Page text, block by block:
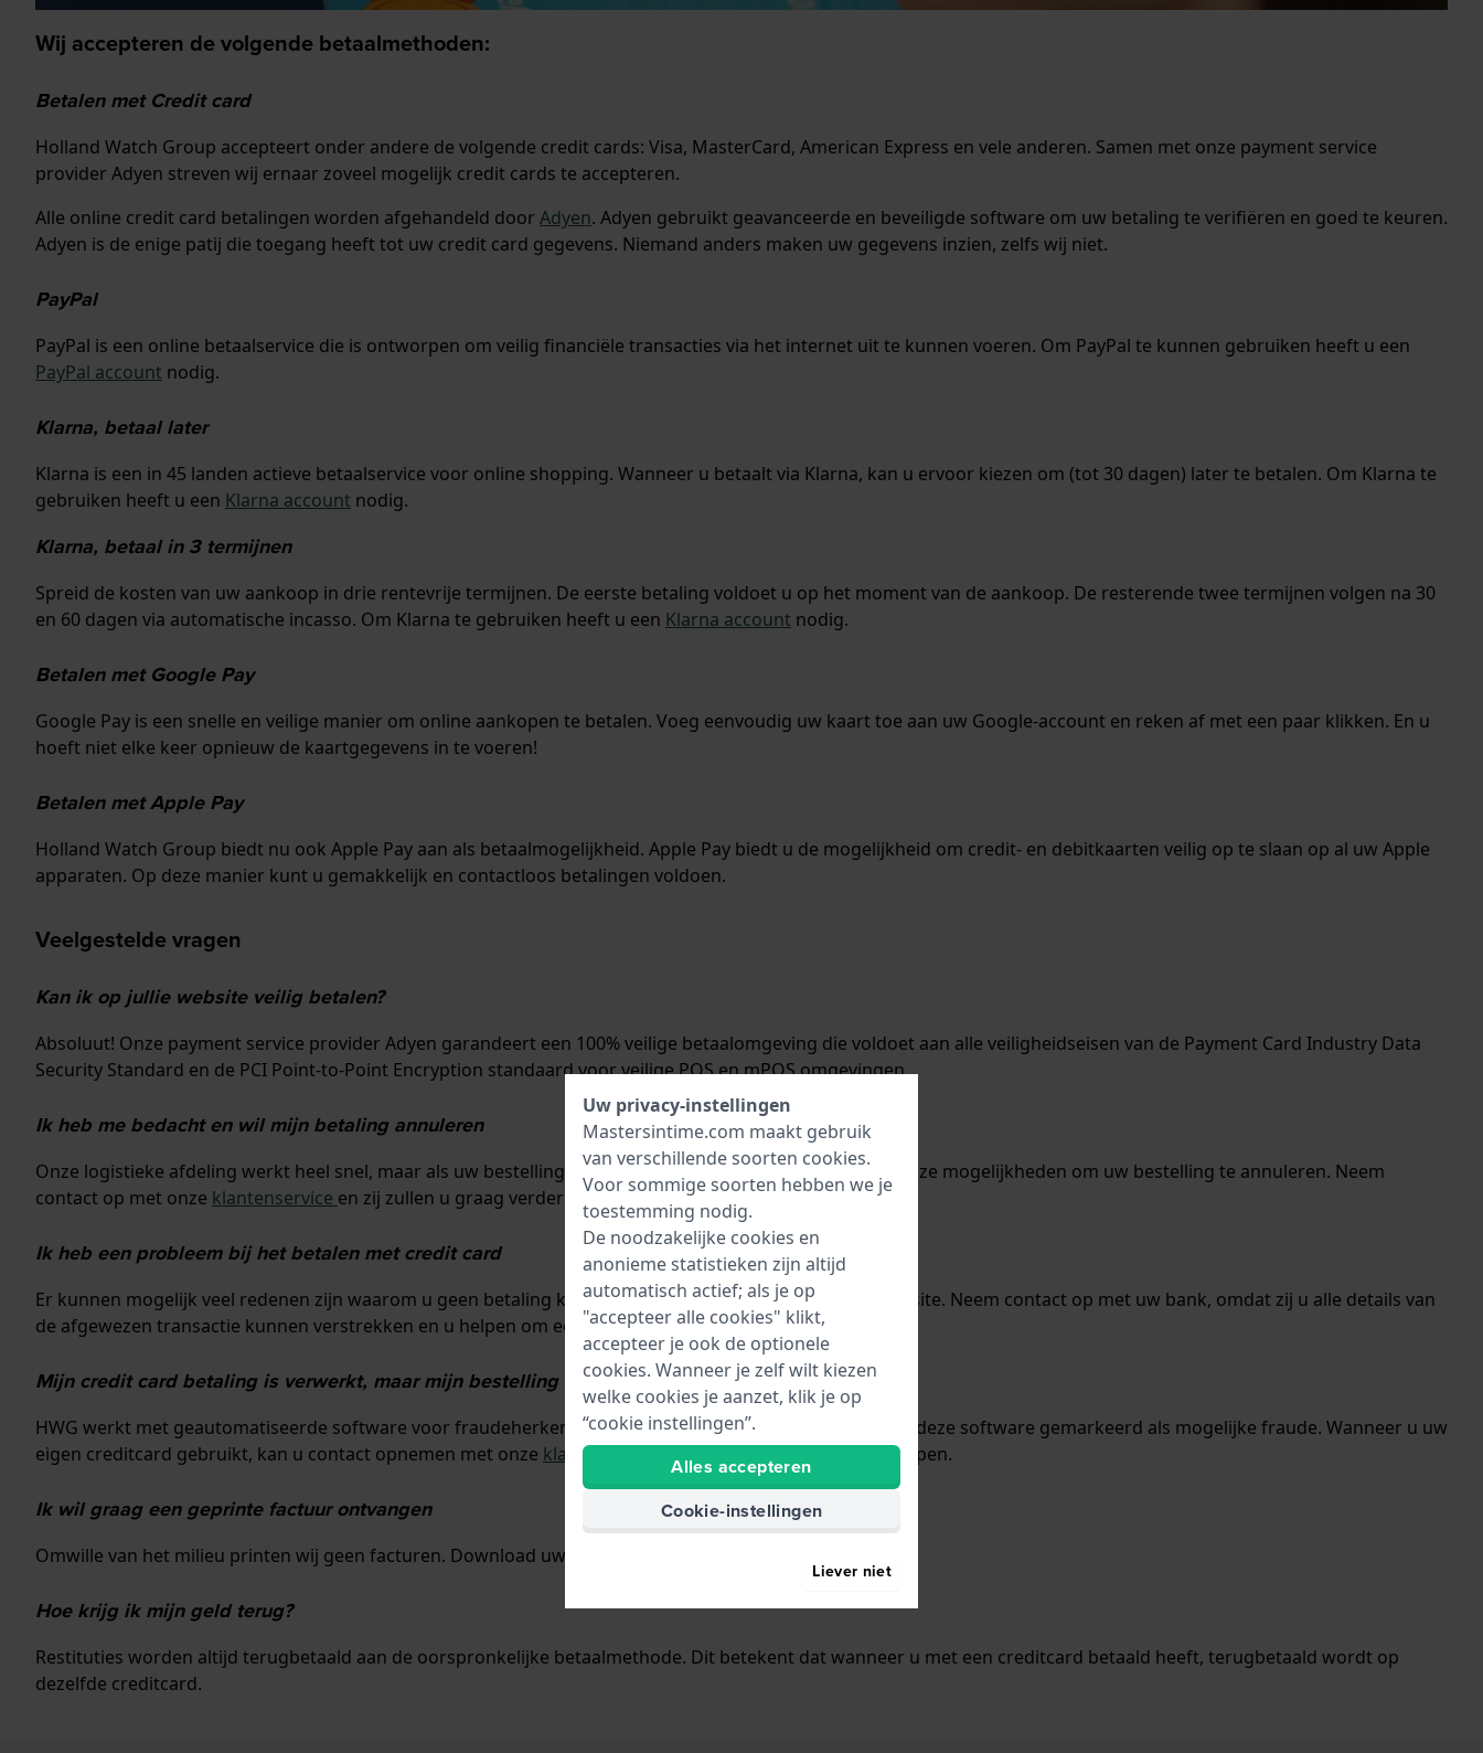
Wij accepteren de volgende betaalmethoden:
Betalen met Credit card
Holland Watch Group accepteert onder andere de volgende credit cards: Visa, MasterCard, American Express en vele anderen. Samen met onze payment service
provider Adyen streven wij ernaar zoveel mogelijk credit cards te accepteren.
Alle online credit card betalingen worden afgehandeld door Adyen. Adyen gebruikt geavanceerde en beveiligde software om uw betaling te verifiëren en goed te keuren.
Adyen is de enige patij die toegang heeft tot uw credit card gegevens. Niemand anders maken uw gegevens inzien, zelfs wij niet.
PayPal
PayPal is een online betaalservice die is ontworpen om veilig financiële transacties via het internet uit te kunnen voeren. Om PayPal te kunnen gebruiken heeft u een
PayPal account nodig.
Klarna, betaal later
Klarna is een in 45 landen actieve betaalservice voor online shopping. Wanneer u betaalt via Klarna, kan u ervoor kiezen om (tot 30 dagen) later te betalen. Om Klarna te
gebruiken heeft u een Klarna account nodig.
Klarna, betaal in 3 termijnen
Spreid de kosten van uw aankoop in drie rentevrije termijnen. De eerste betaling voldoet u op het moment van de aankoop. De resterende twee termijnen volgen na 30
en 60 dagen via automatische incasso. Om Klarna te gebruiken heeft u een Klarna account nodig.
Betalen met Google Pay
Google Pay is een snelle en veilige manier om online aankopen te betalen. Voeg eenvoudig uw kaart toe aan uw Google-account en reken af ​​met een paar klikken. En u
hoeft niet elke keer opnieuw de kaartgegevens in te voeren!
Betalen met Apple Pay
Holland Watch Group biedt nu ook Apple Pay aan als betaalmogelijkheid. Apple Pay biedt u de mogelijkheid om credit- en debitkaarten veilig op te slaan op al uw Apple
apparaten. Op deze manier kunt u gemakkelijk en contactloos betalingen voldoen.
Veelgestelde vragen
Kan ik op jullie website veilig betalen?
Absoluut! Onze payment service provider Adyen garandeert een 100% veilige betaalomgeving die voldoet aan alle veiligheidseisen van de Payment Card Industry Data
Security Standard en de PCI Point-to-Point Encryption standaard voor veilige POS en mPOS omgevingen.
Ik heb me bedacht en wil mijn betaling annuleren
Onze logistieke afdeling werkt heel snel, maar als uw bestelling nog niet is verzonden, doen we alles in onze mogelijkheden om uw bestelling te annuleren. Neem
contact op met onze klantenservice en zij zullen u graag verder helpen.
Ik heb een probleem bij het betalen met credit card
Er kunnen mogelijk veel redenen zijn waarom u geen betaling kunt doen met uw creditcard op onze website. Neem contact op met uw bank, omdat zij u alle details van
de afgewezen transactie kunnen verstrekken en u helpen om een succesvolle betaling te doen.
Mijn credit card betaling is verwerkt, maar mijn bestelling wordt niet geaccepteerd
HWG werkt met geautomatiseerde software voor fraudeherkenning. Uw bestelling is waarschijnlijk door deze software gemarkeerd als mogelijke fraude. Wanneer u uw
eigen creditcard gebruikt, kan u contact opnemen met onze klantenservice , zodat zij u verder kunnen helpen.
Ik wil graag een geprinte factuur ontvangen
Omwille van het milieu printen wij geen facturen. Download uw factuur op de
Hoe krijg ik mijn geld terug?
Restituties worden altijd terugbetaald aan de oorspronkelijke betaalmethode. Dit betekent dat wanneer u met een creditcard betaald heeft, terugbetaald wordt op
dezelfde creditcard.
Uw privacy-instellingen
Mastersintime.com maakt gebruik
van verschillende soorten cookies.
Voor sommige soorten hebben we je
toestemming nodig.
De noodzakelijke cookies en
anonieme statistieken zijn altijd
automatisch actief; als je op
"accepteer alle cookies" klikt,
accepteer je ook de optionele
cookies. Wanneer je zelf wilt kiezen
welke cookies je aanzet, klik je op
“cookie instellingen”.
Alles accepteren
Cookie-instellingen
Liever niet